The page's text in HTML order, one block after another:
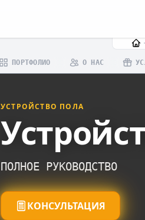
ПОРТФОЛИО О НАС
УСТРОЙСТВО ПОЛА
ПОЛНОЕ РУКОВОДСТВО
КОНСУЛЬТАЦИЯ